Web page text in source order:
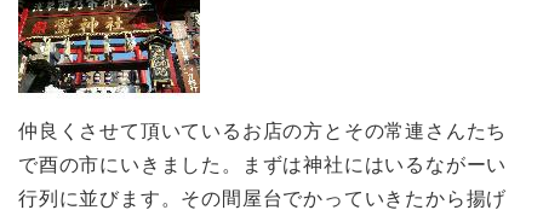
仲良くさせて頂いているお店の方とその常連さんたち
で酉の市にいきました。まずは神社にはいるながーい
行列に並びます。その間屋台でかっていきたから揚げ